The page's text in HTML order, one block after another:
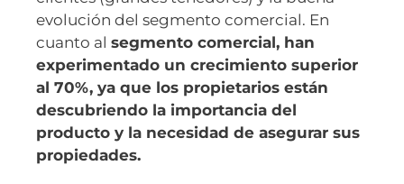
evolución del segmento comercial. En
cuanto al segmento comercial, han
experimentado un crecimiento superior
al 70%, ya que los propietarios están
descubriendo la importancia del
producto y la necesidad de asegurar sus
propiedades.